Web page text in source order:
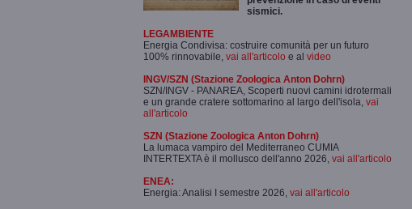
sismici.
LEGAMBIENTE
Energia Condivisa: costruire comunità per un futuro
100% rinnovabile, vai all'articolo e al video
INGV/SZN (Stazione Zoologica Anton Dohrn)
SZN/INGV - PANAREA, Scoperti nuovi camini idrotermali
e un grande cratere sottomarino al largo dell'isola, vai
all'articolo
SZN (Stazione Zoologica Anton Dohrn)
La lumaca vampiro del Mediterraneo CUMIA
INTERTEXTA è il mollusco dell'anno 2026, vai all'articolo
ENEA:
Energia: Analisi I semestre 2026, vai all'articolo